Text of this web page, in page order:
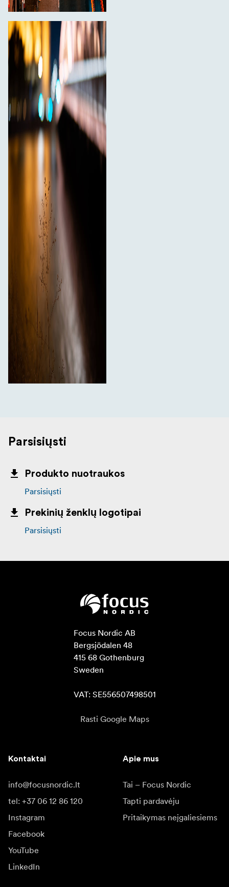
Parsisiųsti
Produkto nuotraukos
Parsisiųsti
Prekinių ženklų logotipai
Parsisiųsti
Focus Nordic AB
Bergsjödalen 48
415 68 Gothenburg
Sweden
VAT: SE556507498501
Rasti Google Maps
Kontaktai
info@focusnordic.lt
tel: +37 06 12 86 120
Instagram
Facebook
YouTube
LinkedIn
Apie mus
Tai – Focus Nordic
Tapti pardavėju
Pritaikymas neįgaliesiems